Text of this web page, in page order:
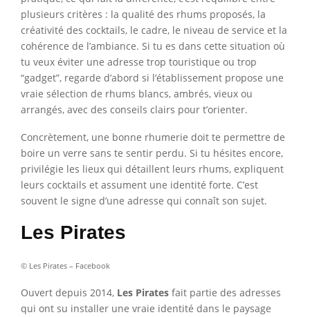
plusieurs critères : la qualité des rhums proposés, la
créativité des cocktails, le cadre, le niveau de service et la
cohérence de l’ambiance. Si tu es dans cette situation où
tu veux éviter une adresse trop touristique ou trop
“gadget”, regarde d’abord si l’établissement propose une
vraie sélection de rhums blancs, ambrés, vieux ou
arrangés, avec des conseils clairs pour t’orienter.
Concrètement, une bonne rhumerie doit te permettre de
boire un verre sans te sentir perdu. Si tu hésites encore,
privilégie les lieux qui détaillent leurs rhums, expliquent
leurs cocktails et assument une identité forte. C’est
souvent le signe d’une adresse qui connaît son sujet.
Les Pirates
© Les Pirates – Facebook
Ouvert depuis 2014, Les Pirates fait partie des adresses
qui ont su installer une vraie identité dans le paysage